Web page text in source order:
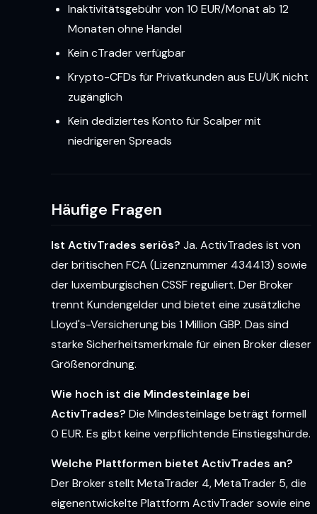
Inaktivitätsgebühr von 10 EUR/Monat ab 12
Monaten ohne Handel
Kein cTrader verfügbar
Krypto-CFDs für Privatkunden aus EU/UK nicht
zugänglich
Kein dediziertes Konto für Scalper mit
niedrigeren Spreads
Häufige Fragen
Ist ActivTrades seriös? Ja. ActivTrades ist von
der britischen FCA (Lizenznummer 434413) sowie
der luxemburgischen CSSF reguliert. Der Broker
trennt Kundengelder und bietet eine zusätzliche
Lloyd's-Versicherung bis 1 Million GBP. Das sind
starke Sicherheitsmerkmale für einen Broker dieser
Größenordnung.
Wie hoch ist die Mindesteinlage bei
ActivTrades? Die Mindesteinlage beträgt formell
0 EUR. Es gibt keine verpflichtende Einstiegshürde.
Welche Plattformen bietet ActivTrades an?
Der Broker stellt MetaTrader 4, MetaTrader 5, die
eigenentwickelte Plattform ActivTrader sowie eine